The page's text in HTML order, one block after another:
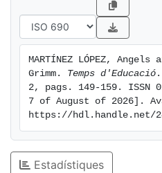
MARTÍNEZ LÓPEZ, Angels
Grimm. Temps d'Educació
2, pags. 149-159. ISSN
7 of August of 2026].
https://hdl.handle.net/
Estadístiques